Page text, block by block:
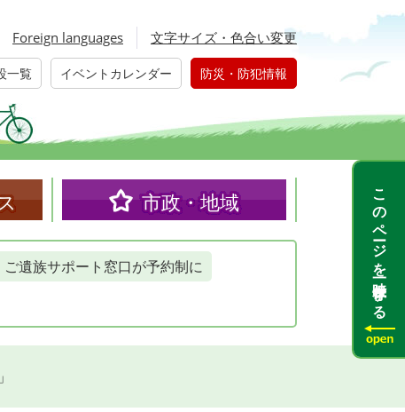
Foreign languages 文字サイズ・色合い変更
一覧 イベントカレンダー 防災・防犯情報
市政・地域
ご遺族サポート窓口が予約制に
このページを一時保存する